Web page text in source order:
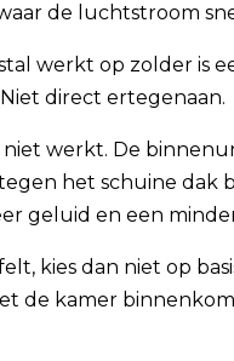
de luchtstroom
werkt op zolder is
direct ertegenaan.
niet werkt. De
het schuine dak
geluid en een
kies dan niet op
de kamer